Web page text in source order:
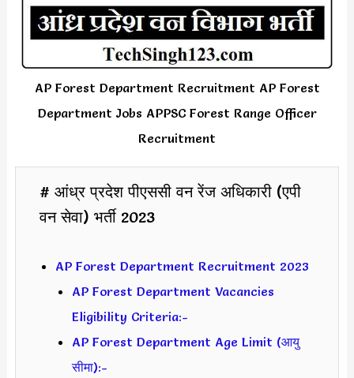
AP Forest Department Recruitment AP Forest
Department Jobs APPSC Forest Range Officer
Recruitment
# आंध्र प्रदेश पीएससी वन रेंज अधिकारी (एपी
वन सेवा) भर्ती 2023
AP Forest Department Recruitment 2023
AP Forest Department Vacancies
Eligibility Criteria:-
AP Forest Department Age Limit (आयु
सीमा):-